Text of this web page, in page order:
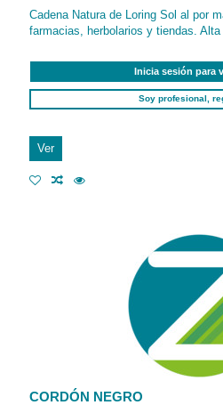
Cadena Natura de Loring Sol al por
farmacias, herbolarios y tiendas. Alta
Inicia sesión para
Soy profesional,
Ver
CORDÓN NEGRO